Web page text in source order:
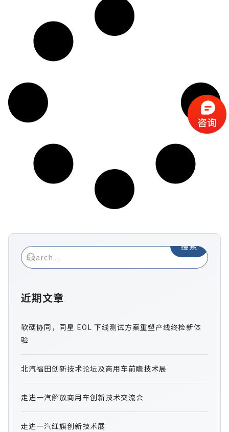
搜索
近期文章
软硬协同，同星 EOL 下线测试方案重塑产线终检新体
验
北汽福田创新技术论坛及商用车前瞻技术展
走进一汽解放商用车创新技术交流会
走进一汽红旗创新技术展